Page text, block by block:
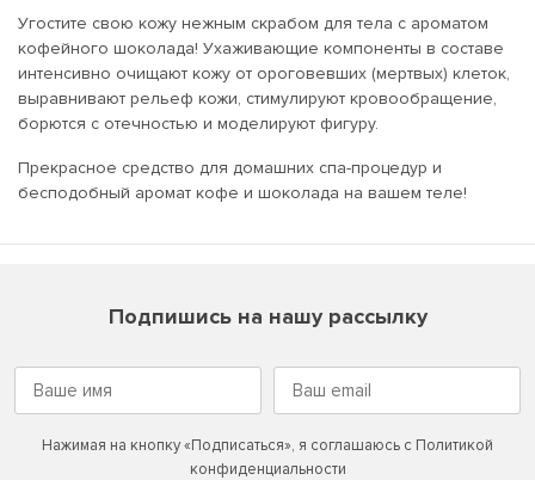
Угостите свою кожу нежным скрабом для тела с ароматом
кофейного шоколада! Ухаживающие компоненты в составе
интенсивно очищают кожу от ороговевших (мертвых) клеток,
выравнивают рельеф кожи, стимулируют кровообращение,
борются с отечностью и моделируют фигуру.
Прекрасное средство для домашних спа-процедур и
бесподобный аромат кофе и шоколада на вашем теле!
Подпишись на нашу рассылку
Нажимая на кнопку «Подписаться», я соглашаюсь с Политикой
конфиденциальности